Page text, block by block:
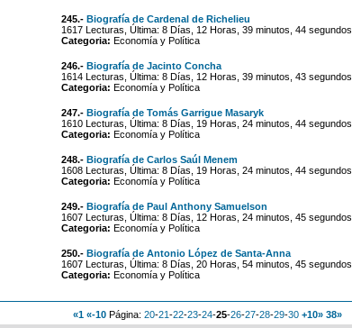
245.- Biografía de Cardenal de Richelieu
1617 Lecturas, Última: 8 Días, 12 Horas, 39 minutos, 44 segundos.
Categoria: Economía y Política
246.- Biografía de Jacinto Concha
1614 Lecturas, Última: 8 Días, 12 Horas, 39 minutos, 43 segundos.
Categoria: Economía y Política
247.- Biografía de Tomás Garrigue Masaryk
1610 Lecturas, Última: 8 Días, 19 Horas, 24 minutos, 44 segundos.
Categoria: Economía y Política
248.- Biografía de Carlos Saúl Menem
1608 Lecturas, Última: 8 Días, 19 Horas, 24 minutos, 44 segundos.
Categoria: Economía y Política
249.- Biografía de Paul Anthony Samuelson
1607 Lecturas, Última: 8 Días, 12 Horas, 24 minutos, 45 segundos.
Categoria: Economía y Política
250.- Biografía de Antonio López de Santa-Anna
1607 Lecturas, Última: 8 Días, 20 Horas, 54 minutos, 45 segundos.
Categoria: Economía y Política
«1 «-10 Página: 20-21-22-23-24-25-26-27-28-29-30 +10» 38»